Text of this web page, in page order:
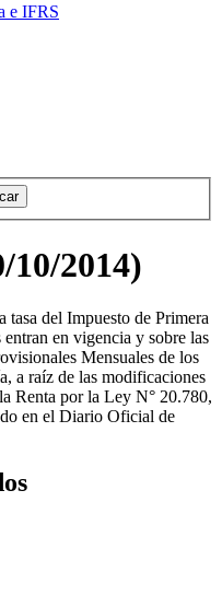
e IFRS
10/2014)
tasa del Impuesto de Primera
en vigencia y sobre las
Mensuales de los
a raíz de las modificaciones
Renta por la Ley N° 20.780,
en el Diario Oficial de